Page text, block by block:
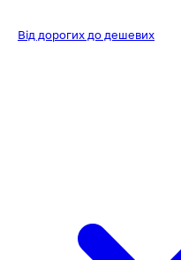
Від дорогих до дешевих